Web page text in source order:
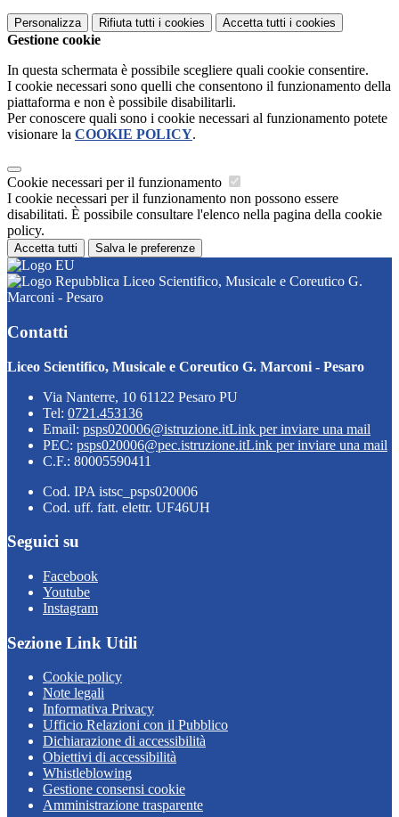
Personalizza Rifiuta tutti i cookies Accetta tutti i cookies
Gestione cookie
In questa schermata è possibile scegliere quali cookie consentire.
I cookie necessari sono quelli che consentono il funzionamento della
piattaforma e non è possibile disabilitarli.
Per conoscere quali sono i cookie necessari al funzionamento potete
visionare la COOKIE POLICY.
Cookie necessari per il funzionamento
I cookie necessari per il funzionamento non possono essere
disabilitati. È possibile consultare l'elenco nella pagina della cookie
policy.
Accetta tutti Salva le preferenze
Liceo Scientifico, Musicale e Coreutico G.
Marconi - Pesaro
Contatti
Liceo Scientifico, Musicale e Coreutico G. Marconi - Pesaro
Via Nanterre, 10 61122 Pesaro PU
Tel: 0721.453136
Email: psps020006@istruzione.itLink per inviare una mail
PEC: psps020006@pec.istruzione.itLink per inviare una mail
C.F.: 80005590411
Cod. IPA istsc_psps020006
Cod. uff. fatt. elettr. UF46UH
Seguici su
Facebook
Youtube
Instagram
Sezione Link Utili
Cookie policy
Note legali
Informativa Privacy
Ufficio Relazioni con il Pubblico
Dichiarazione di accessibilità
Obiettivi di accessibilità
Whistleblowing
Gestione consensi cookie
Amministrazione trasparente